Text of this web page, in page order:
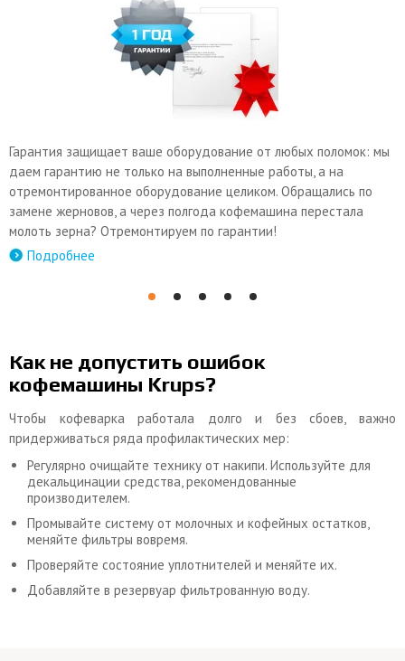
Гарантия защищает ваше оборудование от любых поломок: мы
даем гарантию не только на выполненные работы, а на
отремонтированное оборудование целиком. Обращались по
замене жерновов, а через полгода кофемашина перестала
молоть зерна? Отремонтируем по гарантии!
Подробнее
Как не допустить ошибок
кофемашины Krups?
Чтобы кофеварка работала долго и без сбоев, важно
придерживаться ряда профилактических мер:
Регулярно очищайте технику от накипи. Используйте для
декальцинации средства, рекомендованные
производителем.
Промывайте систему от молочных и кофейных остатков,
меняйте фильтры вовремя.
Проверяйте состояние уплотнителей и меняйте их.
Добавляйте в резервуар фильтрованную воду.